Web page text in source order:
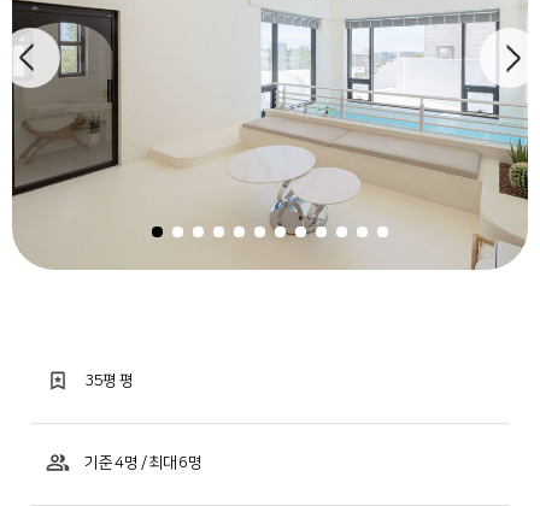
35평 평
기준 4명 / 최대 6명